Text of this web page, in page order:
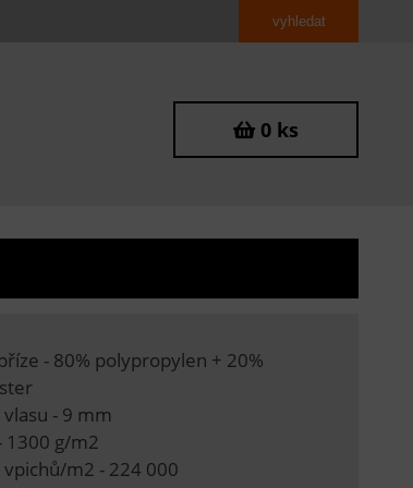
0 ks
- 80% polypropylen + 20%
- 9 mm
1300 g/m2
m2 - 224 000